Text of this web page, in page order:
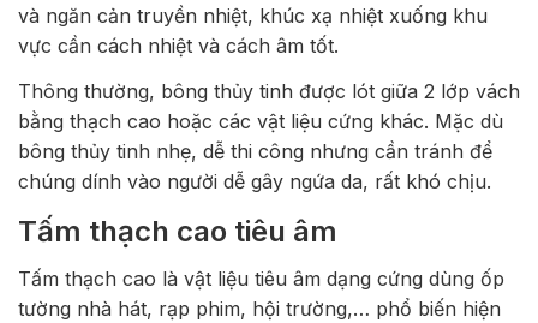
và ngăn cản truyền nhiệt, khúc xạ nhiệt xuống khu
vực cần cách nhiệt và cách âm tốt.
Thông thường, bông thủy tinh được lót giữa 2 lớp vách
bằng thạch cao hoặc các vật liệu cứng khác. Mặc dù
bông thủy tinh nhẹ, dễ thi công nhưng cần tránh để
chúng dính vào người dễ gây ngứa da, rất khó chịu.
Tấm thạch cao tiêu âm
Tấm thạch cao là vật liệu tiêu âm dạng cứng dùng ốp
tường nhà hát, rạp phim, hội trường,… phổ biến hiện